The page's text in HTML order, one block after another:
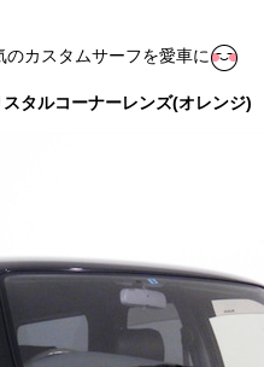
カスタムサーフを愛車に
スタルコーナーレンズ(オレンジ)